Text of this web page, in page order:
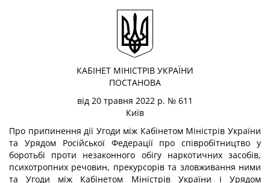
КАБІНЕТ МІНІСТРІВ УКРАЇНИ
ПОСТАНОВА
від 20 травня 2022 р. № 611
Київ
Про припинення дії Угоди між Кабінетом Міністрів України
та Урядом Російської Федерації про співробітництво у
боротьбі проти незаконного обігу наркотичних засобів,
психотропних речовин, прекурсорів та зловживання ними
та Угоди між Кабінетом Міністрів України і Урядом